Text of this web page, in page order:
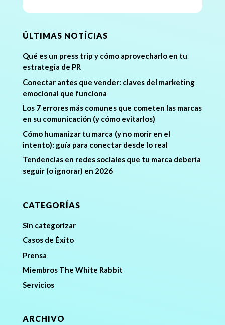
ÚLTIMAS NOTÍCIAS
Qué es un press trip y cómo aprovecharlo en tu
estrategia de PR
Conectar antes que vender: claves del marketing
emocional que funciona
Los 7 errores más comunes que cometen las marcas
en su comunicación (y cómo evitarlos)
Cómo humanizar tu marca (y no morir en el
intento): guía para conectar desde lo real
Tendencias en redes sociales que tu marca debería
seguir (o ignorar) en 2026
CATEGORÍAS
Sin categorizar
Casos de Éxito
Prensa
Miembros The White Rabbit
Servicios
ARCHIVO